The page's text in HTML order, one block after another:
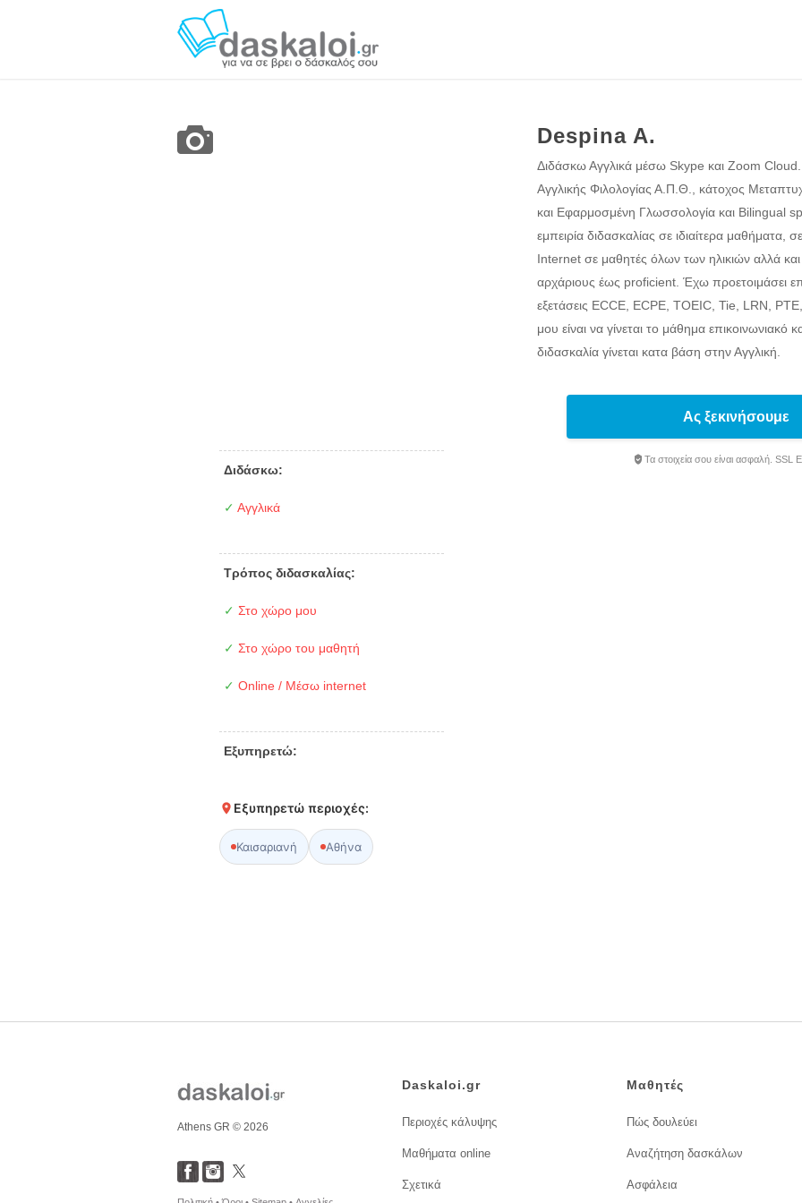
Despina A.
Διδάσκω Αγγλικά μέσω Skype και Zoom Cloud.
Αγγλικής Φιλολογίας Α.Π.Θ., κάτοχος
και Εφαρμοσμένη Γλωσσολογία και Bilingual
εμπειρία διδασκαλίας σε ιδιαίτερα μαθήματα,
Internet σε μαθητές όλων των ηλικιών αλλά
αρχάριους έως proficient. Έχω προετοιμάσει
εξετάσεις ECCE, ECPE, TOEIC, Tie, LRN,
μου είναι να γίνεται το μάθημα επικοινωνιακό
διδασκαλία γίνεται κατα βάση στην Αγγλική.
Διδάσκω:
✓ Αγγλικά
Τρόπος διδασκαλίας:
✓ Στο χώρο μου
✓ Στο χώρο του μαθητή
✓ Online / Μέσω internet
Εξυπηρετώ:
Εξυπηρετώ περιοχές:
Καισαριανή Αθήνα
Ας ξεκινήσουμε
Τα στοιχεία σου είναι ασφαλή. SSL
Athens GR © 2026
Daskaloi.gr
Περιοχές κάλυψης
Μαθήματα online
Σχετικά
Μαθητές
Πώς δουλεύει
Αναζήτηση δασκάλων
Ασφάλεια